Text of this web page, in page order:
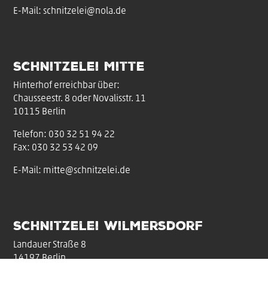
E-Mail: schnitzelei@nola.de
Schnitzelei Mitte
Hinterhof erreichbar über:
Chausseestr. 8 oder Novalisstr. 11
10115 Berlin
Telefon: 030 32 51 94 22
Fax: 030 32 53 42 09
E-Mail: mitte@schnitzelei.de
Schnitzelei Wilmersdorf
Landauer Straße 8
14197 Berlin